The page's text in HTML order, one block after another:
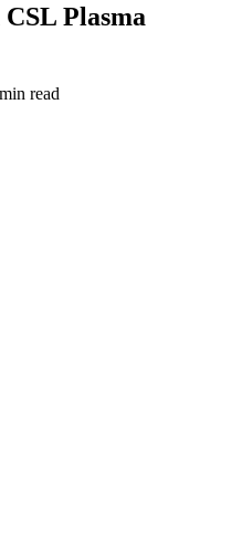
Plasma
read